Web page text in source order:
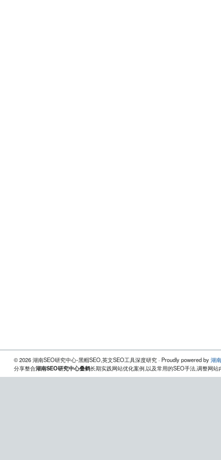
© 2026 湖南SEO研究中心-黑帽SEO,英文SEO工具深度研究 · Proudly powered by湖
分享整合湖南SEO研究中心叠鹤长期实践网站优化案例,以及常用的SEO手法,调整网